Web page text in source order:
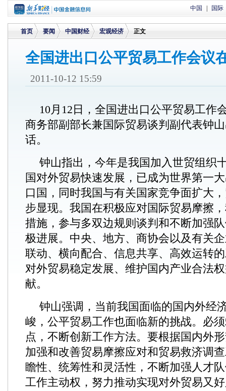
中国 国际
首页
>
要闻
>
中国财经
>
宏观经济 正文
全国进出口公平贸易工作会议
2011-10-12 15:59
10月12日，全国进出口公平贸易工作
商务部副部长兼国际贸易谈判副代表钟
话。
钟山指出，今年是我国加入世贸组织
国对外贸易快速发展，已成为世界第一
口国，同时我国与有关国家竞争面扩大
步显现。我国在积极应对国际贸易摩擦
措施，参与多双边规则谈判和不断加强
极进展。中央、地方、商协会以及有关
联动、横向配合、信息共享、高效运转
对外贸易稳定发展、维护国内产业合法
献。
钟山强调，当前我国面临的国内外经
峻，公平贸易工作也面临新的挑战。必
点，不断创新工作方法。要根据国内外
加强和改善贸易摩擦应对和贸易救济调
瞻性、统筹性和灵活性，不断加强人才
工作主动权，努力推动实现对外贸易又